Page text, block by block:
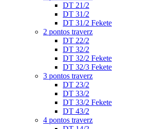
DT 21/2
DT 31/2
DT 31/2 Fekete
2 pontos traverz
DT 22/2
DT 32/2
DT 32/2 Fekete
DT 32/3 Fekete
3 pontos traverz
DT 23/2
DT 33/2
DT 33/2 Fekete
DT 43/2
4 pontos traverz